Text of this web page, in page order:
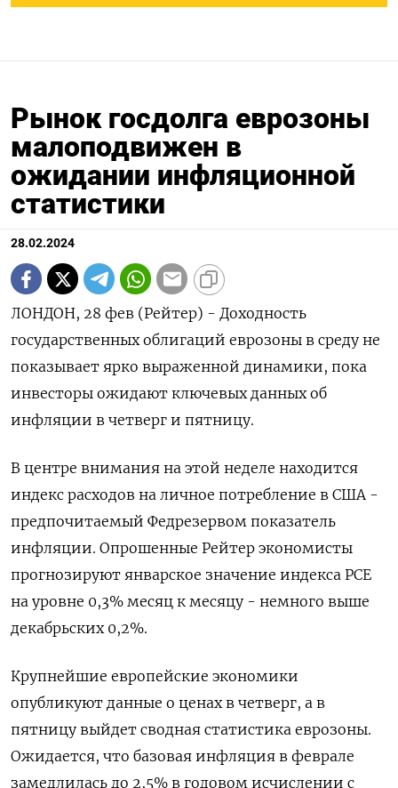
Рынок госдолга еврозоны
малоподвижен в
ожидании инфляционной
статистики
28.02.2024
ЛОНДОН, 28 фев (Рейтер) - Доходность
государственных облигаций еврозоны в среду не
показывает ярко выраженной динамики, пока
инвесторы ожидают ключевых данных об
инфляции в четверг и пятницу.
В центре внимания на этой неделе находится
индекс расходов на личное потребление в США -
предпочитаемый Федрезервом показатель
инфляции. Опрошенные Рейтер экономисты
прогнозируют январское значение индекса PCE
на уровне 0,3% месяц к месяцу - немного выше
декабрьских 0,2%.
Крупнейшие европейские экономики
опубликуют данные о ценах в четверг, а в
пятницу выйдет сводная статистика еврозоны.
Ожидается, что базовая инфляция в феврале
замедлилась до 2,5% в годовом исчислении с